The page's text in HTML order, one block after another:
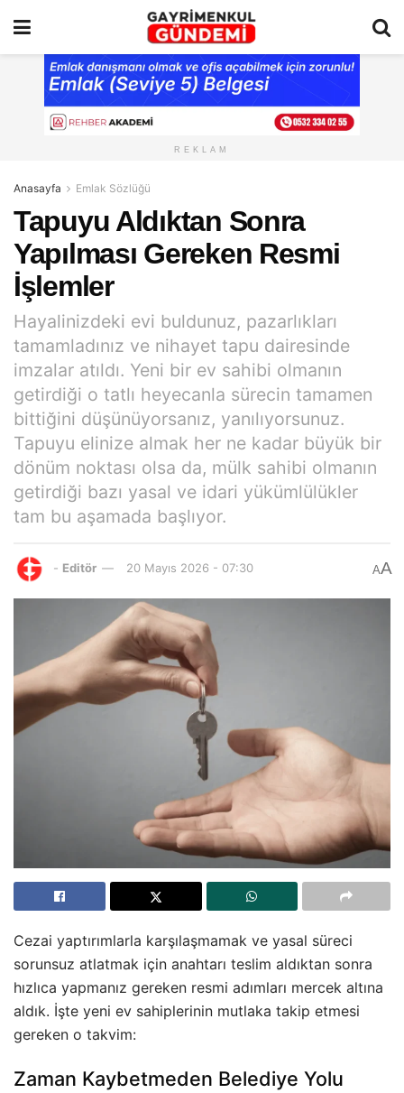
REKLAM
Anasayfa Emlak Sözlüğü
Tapuyu Aldıktan Sonra
Yapılması Gereken Resmi
İşlemler
Hayalinizdeki evi buldunuz, pazarlıkları
tamamladınız ve nihayet tapu dairesinde
imzalar atıldı. Yeni bir ev sahibi olmanın
getirdiği o tatlı heyecanla sürecin tamamen
bittiğini düşünüyorsanız, yanılıyorsunuz.
Tapuyu elinize almak her ne kadar büyük bir
dönüm noktası olsa da, mülk sahibi olmanın
getirdiği bazı yasal ve idari yükümlülükler
tam bu aşamada başlıyor.
- Editör 20 Mayıs 2026 - 07:30 AA
Cezai yaptırımlarla karşılaşmamak ve yasal süreci
sorunsuz atlatmak için anahtarı teslim aldıktan sonra
hızlıca yapmanız gereken resmi adımları mercek altına
aldık. İşte yeni ev sahiplerinin mutlaka takip etmesi
gereken o takvim:
Zaman Kaybetmeden Belediye Yolu